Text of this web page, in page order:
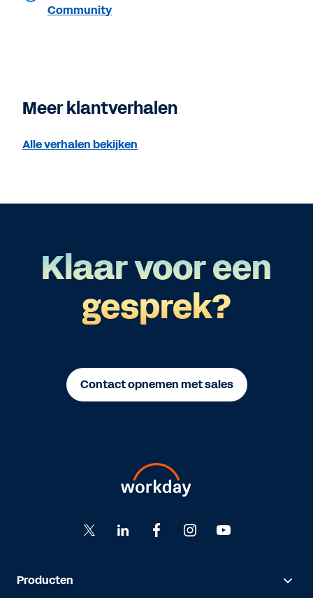
Community
Meer klantverhalen
Alle verhalen bekijken
Klaar voor een
gesprek?
Contact opnemen met sales
Producten